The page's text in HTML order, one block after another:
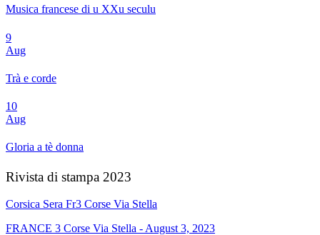
Musica francese di u XXu seculu
9
Aug
Trà e corde
10
Aug
Gloria a tè donna
Rivista di stampa 2023
Corsica Sera Fr3 Corse Via Stella
FRANCE 3 Corse Via Stella - August 3, 2023